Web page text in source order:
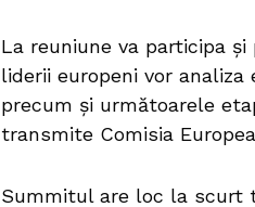
La reuniune va participa
liderii europeni vor
precum și următoarele
transmite Comisia
Summitul are loc la scurt